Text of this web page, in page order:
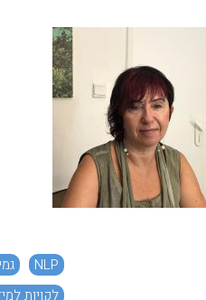
https://